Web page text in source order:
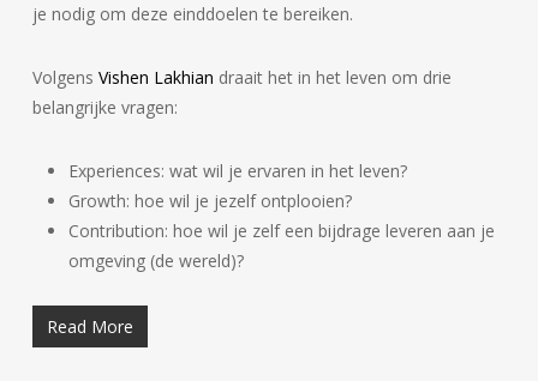
je nodig om deze einddoelen te bereiken.
Volgens Vishen Lakhian draait het in het leven om drie
belangrijke vragen:
Experiences: wat wil je ervaren in het leven?
Growth: hoe wil je jezelf ontplooien?
Contribution: hoe wil je zelf een bijdrage leveren aan je
omgeving (de wereld)?
Read More